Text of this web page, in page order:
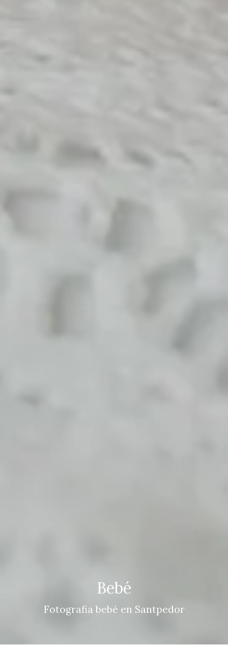
Bebé
Fotografia bebé en Santpedor